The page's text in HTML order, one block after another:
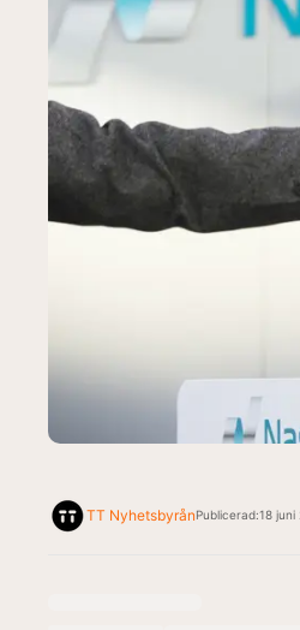
TT NyhetsbyrånPublicerad:18 juni